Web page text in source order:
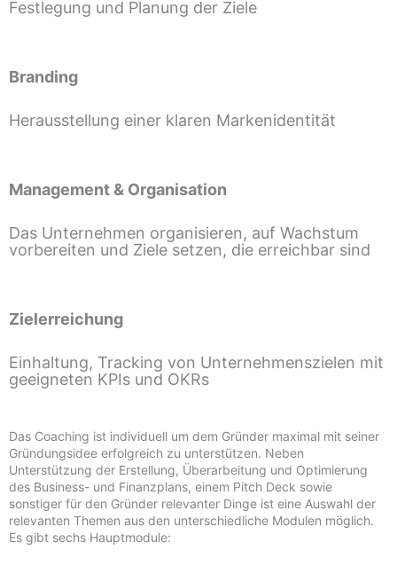
Festlegung und Planung der Ziele
Branding
Herausstellung einer klaren Markenidentität
Management & Organisation
Das Unternehmen organisieren, auf Wachstum
vorbereiten und Ziele setzen, die erreichbar sind
Zielerreichung
Einhaltung, Tracking von Unternehmenszielen mit
geeigneten KPIs und OKRs
Das Coaching ist individuell um dem Gründer maximal mit seiner
Gründungsidee erfolgreich zu unterstützen. Neben
Unterstützung der Erstellung, Überarbeitung und Optimierung
des Business- und Finanzplans, einem Pitch Deck sowie
sonstiger für den Gründer relevanter Dinge ist eine Auswahl der
relevanten Themen aus den unterschiedliche Modulen möglich.
Es gibt sechs Hauptmodule: